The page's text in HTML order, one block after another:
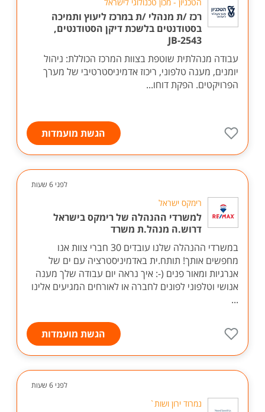
רכז /ת מנהלי /ת במרכז ליעוץ ותמיכה
בסטודנטים בלשכת דיקן הסטודנטים,
JB-2543
עבודה מנהלתית שוטפת בצוות המרכז הכוללת: ניהול
יומנים, מענה טלפוני, ריכוז אדמיניסטרטיבי של מערך
הפרויקטים. הפקת דוחו...
הגשת מועמדות
לפני 6 שעות
רימקס ישראל
למשרדי ההנהלה של רימקס בישראל
דרוש.ה מנהל.ת משרד
במשרדי ההנהלה שלנו עובדים 30 חברי צוות אנו
מחפשים אותך! תותח.ית באדמיניסטרציה עם ים של
אנרגיות ומאור פנים (-: איך נראה יום עבודה שלך מענה
אנושי וטלפוני לפונים לחברה או לאורחים המגיעים אלינו
...
הגשת מועמדות
לפני 6 שעות
נמרוד ירון ושות`